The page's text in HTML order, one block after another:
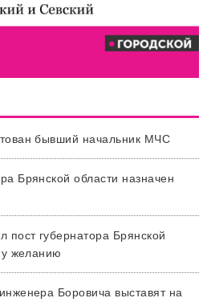
бывший начальник МЧС
Брянской области назначен
пост губернатора Брянской
желанию
Боровича выставят на